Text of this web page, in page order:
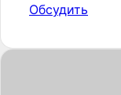
Обсудить